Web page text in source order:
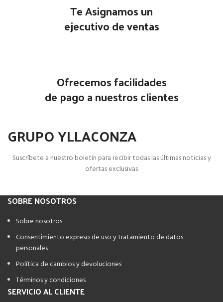
Te Asignamos un
ejecutivo de ventas
Ofrecemos facilidades
de pago a nuestros clientes
GRUPO YLLACONZA
Suscríbete a nuestro boletín para recibir todas las últimas noticias y
ofertas exclusivas
SOBRE NOSOTROS
Sobre nosotros
Consentimiento expreso de uso y tratamiento de datos
personales
Política de cambios y devoluciones
Términos y condiciones
SERVICIO AL CLIENTE